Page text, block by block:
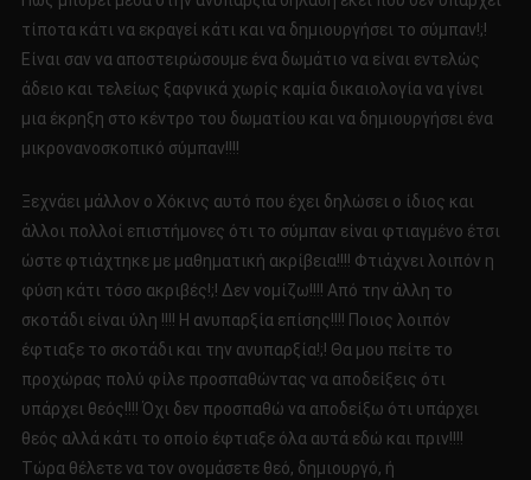
τίποτα κάτι να εκραγεί κάτι και να δημιουργήσει το σύμπαν!;!
Είναι σαν να αποστειρώσουμε ένα δωμάτιο να είναι εντελώς
άδειο και τελείως ξαφνικά χωρίς καμία δικαιολογία να γίνει
μια έκρηξη στο κέντρο του δωματίου και να δημιουργήσει ένα
μικρονανοσκοπικό σύμπαν!!!!
Ξεχνάει μάλλον ο Χόκινς αυτό που έχει δηλώσει ο ίδιος και
άλλοι πολλοί επιστήμονες ότι το σύμπαν είναι φτιαγμένο έτσι
ώστε φτιάχτηκε με μαθηματική ακρίβεια!!!! Φτιάχνει λοιπόν η
φύση κάτι τόσο ακριβές!;! Δεν νομίζω!!!! Από την άλλη το
σκοτάδι είναι ύλη !!!! Η ανυπαρξία επίσης!!!! Ποιος λοιπόν
έφτιαξε το σκοτάδι και την ανυπαρξία!;! Θα μου πείτε το
προχώρας πολύ φίλε προσπαθώντας να αποδείξεις ότι
υπάρχει θεός!!!! Όχι δεν προσπαθώ να αποδείξω ότι υπάρχει
θεός αλλά κάτι το οποίο έφτιαξε όλα αυτά εδώ και πριν!!!!
Τώρα θέλετε να τον ονομάσετε θεό, δημιουργό, ή